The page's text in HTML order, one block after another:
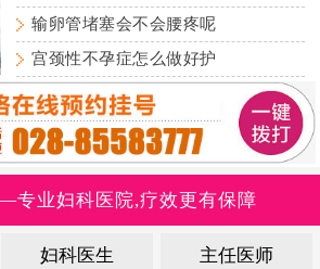
输卵管堵塞会不会腰疼呢
宫颈性不孕症怎么做好护
专业妇科医院,疗效更有保障
妇科医生 主任医师